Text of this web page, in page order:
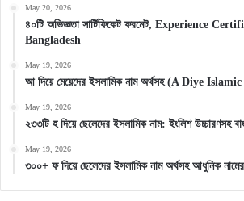
May 20, 2026
৪০টি অভিজ্ঞতা সার্টিফিকেট ফরমেট, Experience
Bangladesh
May 19, 2026
আ দিয়ে মেয়েদের ইসলামিক নাম অর্থসহ (A Diye
May 19, 2026
২৩৩টি হ দিয়ে ছেলেদের ইসলামিক নাম: ইংলিশ উচ্চারণসহ
May 19, 2026
৩০০+ ফ দিয়ে ছেলেদের ইসলামিক নাম অর্থসহ আধুনিক